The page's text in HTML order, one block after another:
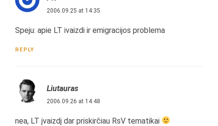
2006.09.25 at 14:35
Speju: apie LT ivaizdi ir emigracijos problema
REPLY
Liutauras
2006.09.26 at 14:48
nea, LT įvaizdį dar priskirčiau RsV tematikai